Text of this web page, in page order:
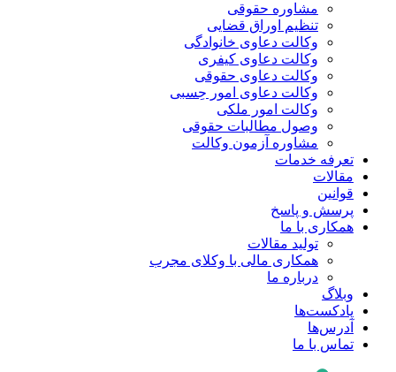
مشاوره حقوقی
تنظیم اوراق قضایی
وکالت دعاوی خانوادگی
وکالت دعاوی کیفری
وکالت دعاوی حقوقی
وکالت دعاوی امور حِسبی
وکالت امور ملکی
وصول مطالبات حقوقی
مشاوره آزمون وکالت
تعرفه خدمات
مقالات
قوانین
پرسش و پاسخ
همکاری با ما
تولید مقالات
همکاری مالی با وکلای مجرب
درباره ما
وبلاگ
پادکست‌ها
آدرس‌ها
تماس با ما